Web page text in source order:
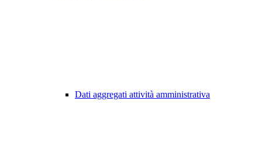
Dati aggregati attività amministrativa